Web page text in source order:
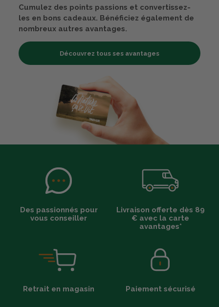
Cumulez des points passions et convertissez-
les en bons cadeaux. Bénéficiez également de
nombreux autres avantages.
Découvrez tous ses avantages
Des passionnés pour
vous conseiller
Livraison offerte dès 89
€ avec la carte
avantages*
Retrait en magasin Paiement sécurisé